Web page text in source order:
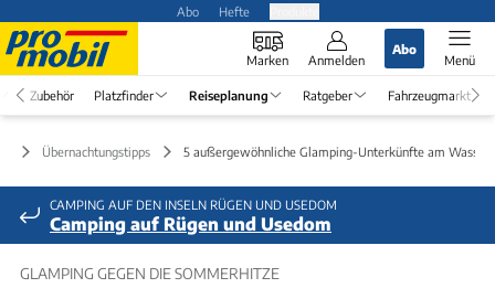
Abo Hefte
Marken Anmelden
Abo
Menü
Zubehör Platzfinder Reiseplanung Ratgeber Fahrzeugmarkt
Übernachtungstipps 5 außergewöhnliche Glamping-Unterkünfte am Wasser
CAMPING AUF DEN INSELN RÜGEN UND USEDOM
Camping auf Rügen und Usedom
GLAMPING GEGEN DIE SOMMERHITZE